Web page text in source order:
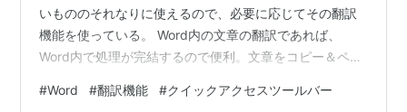
いもののそれなりに使えるので、必要に応じてその翻訳
機能を使っている。 Word内の文章の翻訳であれば、
Word内で処理が完結するので便利。文章をコピー＆ペー
利。(※ 自分の環境では、選択した文章を、「かんざし」
#Word #翻訳機能 #クイックアクセスツールバー